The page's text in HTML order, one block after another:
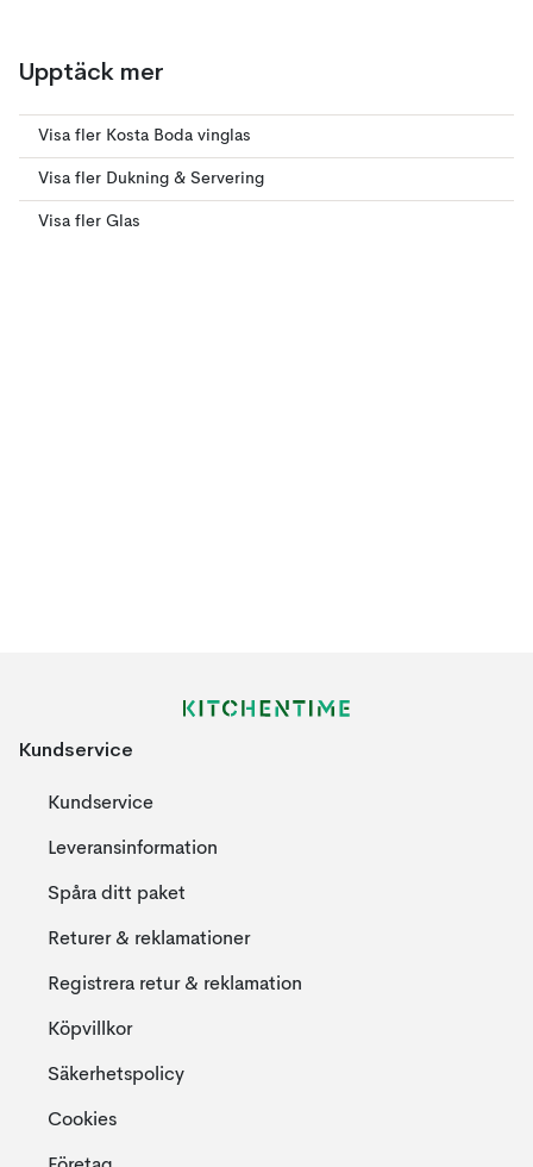
Upptäck mer
Visa fler Kosta Boda vinglas
Visa fler Dukning & Servering
Visa fler Glas
Kundservice
Kundservice
Leveransinformation
Spåra ditt paket
Returer & reklamationer
Registrera retur & reklamation
Köpvillkor
Säkerhetspolicy
Cookies